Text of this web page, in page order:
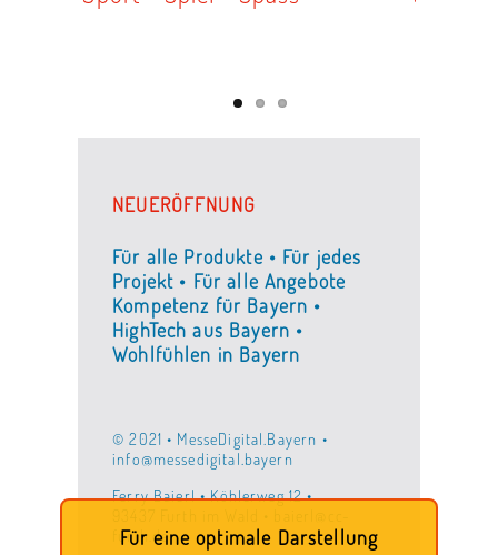
NEUERÖFFNUNG
Für alle Produkte • Für jedes
Projekt • Für alle Angebote
Kompetenz für Bayern •
HighTech aus Bayern •
Wohlfühlen in Bayern
© 2021 • MesseDigital.Bayern •
info@messedigital.bayern
Ferry Baierl • Köhlerweg 12 •
furth.de
Für eine optimale Darstellung